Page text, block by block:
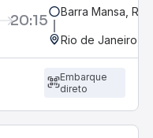
20:15 Barra Mansa, RJ
Rio de Janeiro,
Embarque
direto